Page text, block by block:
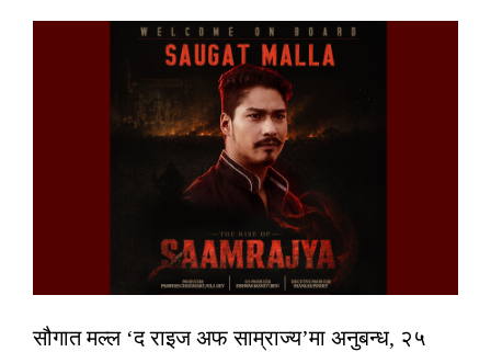
सौगात मल्ल ‘द राइज अफ साम्राज्य’मा अनुबन्ध, २५